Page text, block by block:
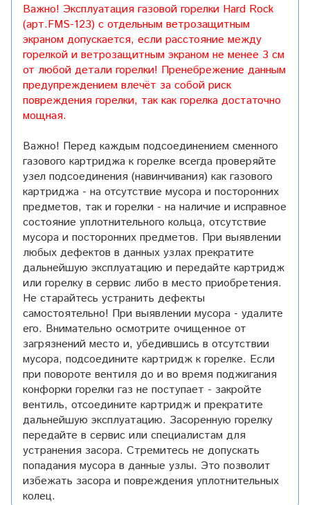
Важно! Эксплуатация газовой горелки Hard Rock
(арт.FMS-123) с отдельным ветрозащитным
экраном допускается, если расстояние между
горелкой и ветрозащитным экраном не менее 3 см
от любой детали горелки! Пренебрежение данным
предупреждением влечёт за собой риск
повреждения горелки, так как горелка достаточно
мощная.
Важно! Перед каждым подсоединением сменного
газового картриджа к горелке всегда проверяйте
узел подсоединения (навинчивания) как газового
картриджа - на отсутствие мусора и посторонних
предметов, так и горелки - на наличие и исправное
состояние уплотнительного кольца, отсутствие
мусора и посторонних предметов. При выявлении
любых дефектов в данных узлах прекратите
дальнейшую эксплуатацию и передайте картридж
или горелку в сервис либо в место приобретения.
Не старайтесь устранить дефекты
самостоятельно! При выявлении мусора - удалите
его. Внимательно осмотрите очищенное от
загрязнений место и, убедившись в отсутствии
мусора, подсоедините картридж к горелке. Если
при повороте вентиля до и во время поджигания
конфорки горелки газ не поступает - закройте
вентиль, отсоедините картридж и прекратите
дальнейшую эксплуатацию. Засоренную горелку
передайте в сервис или специалистам для
устранения засора. Стремитесь не допускать
попадания мусора в данные узлы. Это позволит
избежать засора и повреждения уплотнительных
колец.